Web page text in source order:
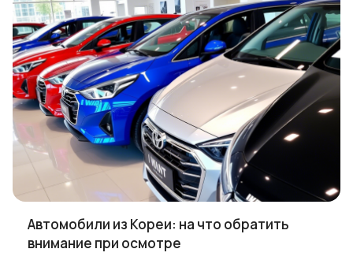
Автомобили из Кореи: на что обратить
внимание при осмотре